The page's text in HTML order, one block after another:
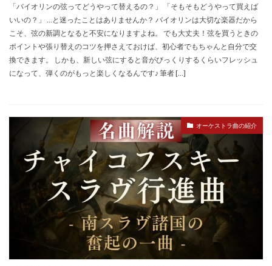
「バイオリンの弦ってどうやって替えるの？」 「そもそもどうやって買えば
いいの？」 …と迷ったことはありませんか？ バイオリンは大切な楽器だから
こそ、弦の新調となると不安になりますよね。 でも大丈夫！弦を買うときの
ポイントや張り替えのコツを押さえておけば、初心者でもちゃんと自分で交
換できます。 しかも、新しい弦にすると音がびっくりするくらいフレッシュ
になって、弾くのがもっと楽しくなるんです♪ 筆者 […]
オーケストラ曲の紹介